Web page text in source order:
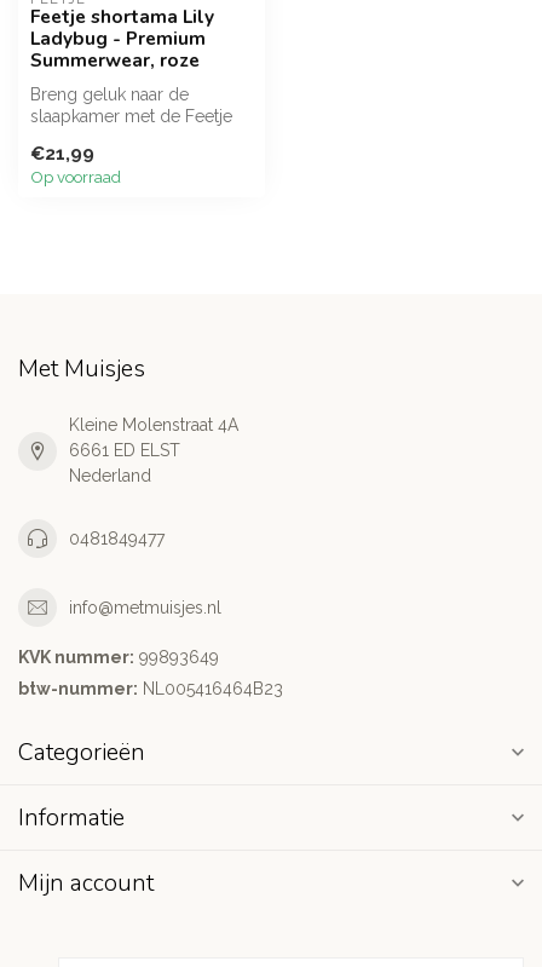
Feetje shortama Lily
Ladybug - Premium
Summerwear, roze
Breng geluk naar de
slaapkamer met de Feetje
roze jers...
€21,99
Op voorraad
Met Muisjes
Kleine Molenstraat 4A
6661 ED ELST
Nederland
0481849477
info@metmuisjes.nl
KVK nummer: 99893649
btw-nummer: NL005416464B23
Categorieën
Informatie
Mijn account